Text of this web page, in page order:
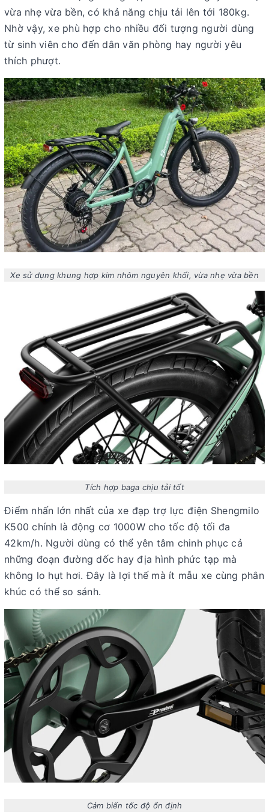
vừa nhẹ vừa bền, có khả năng chịu tải lên tới 180kg.
Nhờ vậy, xe phù hợp cho nhiều đối tượng người dùng
từ sinh viên cho đến dân văn phòng hay người yêu
thích phượt.
Xe sử dụng khung hợp kim nhôm nguyên khối, vừa nhẹ vừa bền
Tích hợp baga chịu tải tốt
Điểm nhấn lớn nhất của xe đạp trợ lực điện Shengmilo
K500 chính là động cơ 1000Wcho tốc độ tối đa
42km/h. Người dùng có thể yên tâm chinh phục cả
những đoạn đường dốc hay địa hình phức tạp mà
không lo hụt hơi. Đây là lợi thế mà ít mẫu xe cùng phân
khúc có thể so sánh.
Cảm biến tốc độ ổn định